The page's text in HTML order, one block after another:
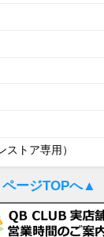
ストア専用）
ージTOPへ▲